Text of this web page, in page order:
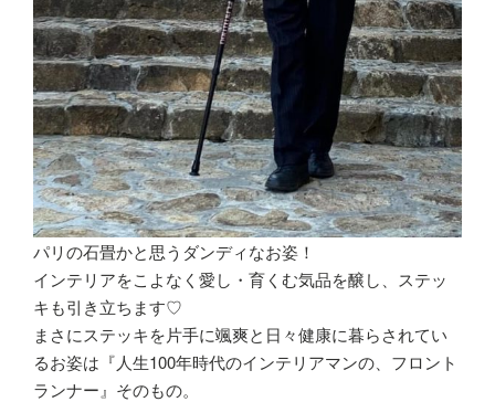
パリの石畳かと思うダンディなお姿！
インテリアをこよなく愛し・育くむ気品を醸し、ステッ
キも引き立ちます♡
まさにステッキを片手に颯爽と日々健康に暮らされてい
るお姿は『人生100年時代のインテリアマンの、フロント
ランナー』そのもの。